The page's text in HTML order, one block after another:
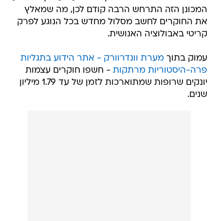
המכונן הזה התרחש הרבה קודם לכן, מה שמאלץ
את החוקרים לחשב מסלול מחדש בכל הנוגע לפרק
קריטי באבולוציה האנושית.
עמוק בתוךמערת וונדרוורק - אתר הידוע בתגליות
פרה-היסטוריות מרתקות - חשפו חוקרים עצמות
יונקים שרופות שמתוארכות לזמן של עד 1.79 מיליון
שנים.